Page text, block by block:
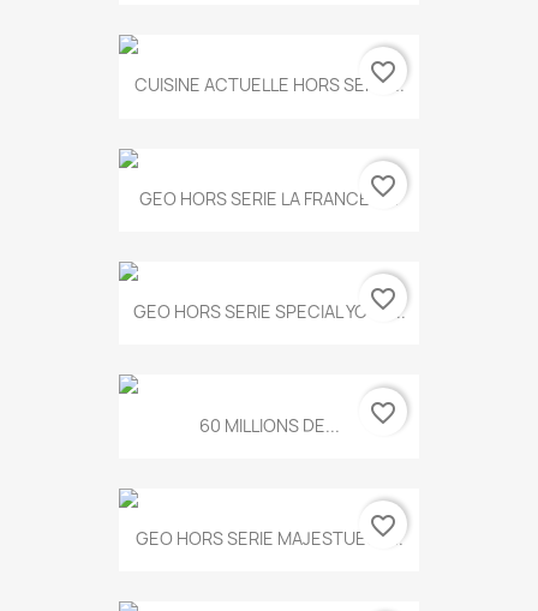
CUISINE ACTUELLE HORS SERIE...
favorite_border
GEO HORS SERIE LA FRANCE A...
favorite_border
GEO HORS SERIE SPECIAL YOGA...
favorite_border
60 MILLIONS DE... favorite_border
GEO HORS SERIE MAJESTUEUX...
favorite_border